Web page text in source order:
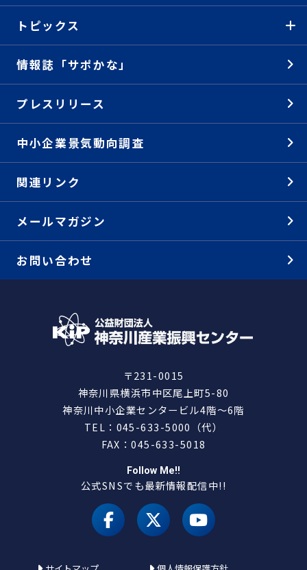
トピックス
情報誌「サポかな」
プレスリリース
中小企業景気動向調査
関連リンク
メールマガジン
お問い合わせ
〒231-0015
神奈川県横浜市中区尾上町5-80
神奈川中小企業センタービル4階～6階
TEL：045-633-5000（代）
FAX：045-633-5018
Follow Me!!
公式SNSでも最新情報配信中!!
facebookX（旧 twitter）
youtube